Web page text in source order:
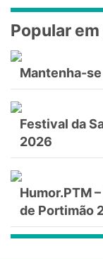
Popular
Mantenha-se
Festival da
2026
Humor.PTM
de Portimão